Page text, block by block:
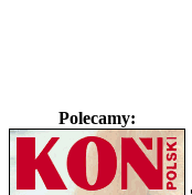
Polecamy: